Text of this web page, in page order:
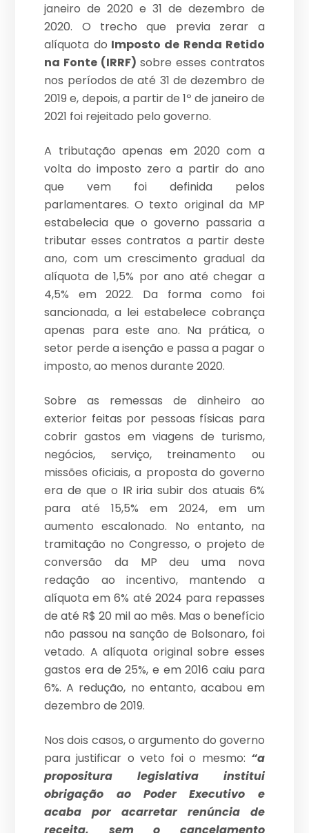
janeiro de 2020 e 31 de dezembro de
2020. O trecho que previa zerar a
alíquota do Imposto de Renda Retido
na Fonte (IRRF) sobre esses contratos
nos períodos de até 31 de dezembro de
2019 e, depois, a partir de 1º de janeiro de
2021 foi rejeitado pelo governo.
A tributação apenas em 2020 com a
volta do imposto zero a partir do ano
que vem foi definida pelos
parlamentares. O texto original da MP
estabelecia que o governo passaria a
tributar esses contratos a partir deste
ano, com um crescimento gradual da
alíquota de 1,5% por ano até chegar a
4,5% em 2022. Da forma como foi
sancionada, a lei estabelece cobrança
apenas para este ano. Na prática, o
setor perde a isenção e passa a pagar o
imposto, ao menos durante 2020.
Sobre as remessas de dinheiro ao
exterior feitas por pessoas físicas para
cobrir gastos em viagens de turismo,
negócios, serviço, treinamento ou
missões oficiais, a proposta do governo
era de que o IR iria subir dos atuais 6%
para até 15,5% em 2024, em um
aumento escalonado. No entanto, na
tramitação no Congresso, o projeto de
conversão da MP deu uma nova
redação ao incentivo, mantendo a
alíquota em 6% até 2024 para repasses
de até R$ 20 mil ao mês. Mas o benefício
não passou na sanção de Bolsonaro, foi
vetado. A alíquota original sobre esses
gastos era de 25%, e em 2016 caiu para
6%. A redução, no entanto, acabou em
dezembro de 2019.
Nos dois casos, o argumento do governo
para justificar o veto foi o mesmo: “a
propositura legislativa institui
obrigação ao Poder Executivo e
acaba por acarretar renúncia de